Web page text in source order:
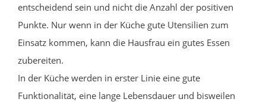
entscheidend sein und nicht die Anzahl der positiven
Punkte. Nur wenn in der Küche gute Utensilien zum
Einsatz kommen, kann die Hausfrau ein gutes Essen
zubereiten.
In der Küche werden in erster Linie eine gute
Funktionalität, eine lange Lebensdauer und bisweilen